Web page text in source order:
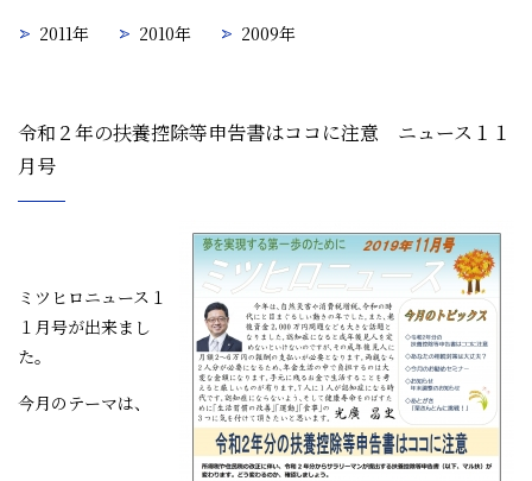
令和２年の扶養控除等申告書はココに注意 ニュース１１
月号
ミツヒロニュース１
１月号が出来まし
た。
今月のテーマは、
2011年
2010年 2009年